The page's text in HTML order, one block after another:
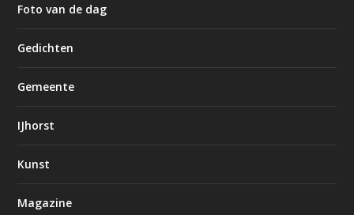
Foto van de dag
Gedichten
Gemeente
IJhorst
Kunst
Magazine